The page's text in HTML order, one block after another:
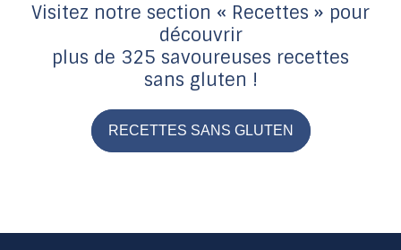
Visitez notre section « Recettes » pour
découvrir
plus de 325 savoureuses recettes
sans gluten !
RECETTES SANS GLUTEN